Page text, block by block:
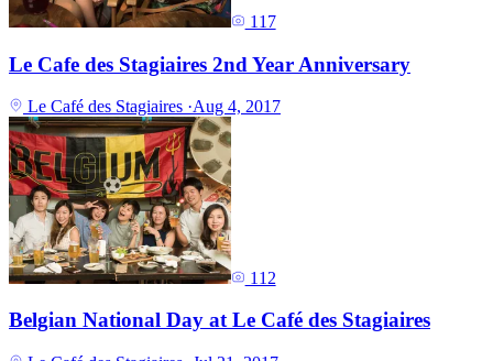
117
Le Cafe des Stagiaires 2nd Year Anniversary
Le Café des Stagiaires ·Aug 4, 2017
112
Belgian National Day at Le Café des Stagiaires